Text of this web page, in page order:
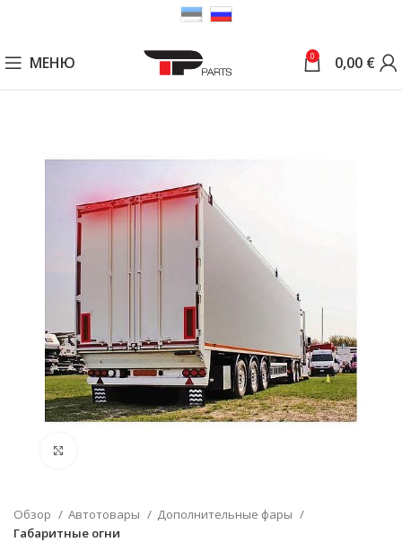
МЕНЮ 0 0,00 €
Обзор Автотовары
Дополнительные фары
Габаритные огни